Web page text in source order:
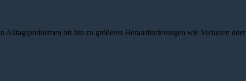
bis hin zu größeren Herausforderungen wie Verlusten oder